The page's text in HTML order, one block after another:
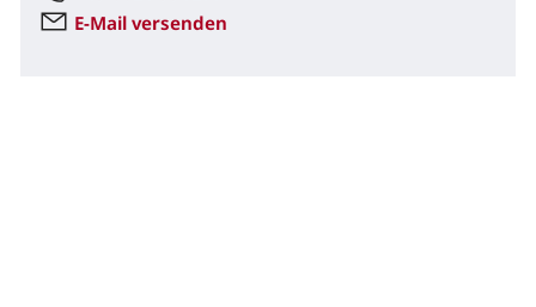
E-Mail versenden